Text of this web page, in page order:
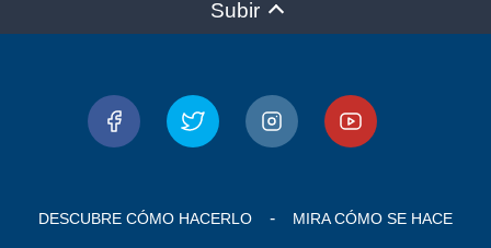
Subir
DESCUBRE CÓMO HACERLO MIRA CÓMO SE HACE